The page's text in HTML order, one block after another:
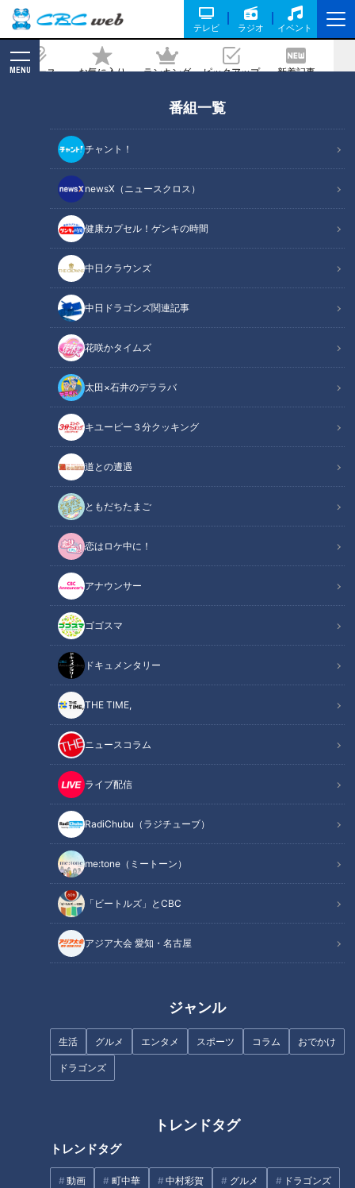
テレビ ラジオ イベント
ニュース お気に入り ランキング ピックアップ 新着記事
MENU
番組一覧
チャント！
newsX（ニュースクロス）
健康カプセル！ゲンキの時間
中日クラウンズ
中日ドラゴンズ関連記事
花咲かタイムズ
太田×石井のデララバ
キユーピー３分クッキング
道との遭遇
ともだちたまご
恋はロケ中に！
アナウンサー
ゴゴスマ
ドキュメンタリー
THE TIME,
ニュースコラム
ライブ配信
RadiChubu（ラジチューブ）
me:tone（ミートーン）
「ビートルズ」とCBC
アジア大会 愛知・名古屋
ジャンル
生活 グルメ エンタメ スポーツ コラム おでかけ
ドラゴンズ
トレンドタグ
トレンドタグ
動画 町中華 中村彩賀 グルメ ドラゴンズ
時間SP】
記事に戻る
太田光 M-1を語る【１月7日は生放送２時間SP】
この記事の画像
この記事を見たあなたへのおすすめ
太田光 M1を語る！【あさって
デララバ生放送２時間SP】
【仕事の日】柳沢アナが自撮り
でお仕事の1日に密着！チャン
ト！、ナレ撮り、YouTube…地
方局アナウンサーのルーティン
太田光 M１を語る！【デララ
バYouTube限定配信】
「濵口賀久です」「4歳です」
どうなる！？初めての生放送～
期配信型ドキュメンタリー「道
化師様魚鱗癬」第２３話
送！デララバ！東海地方のド定
タグ